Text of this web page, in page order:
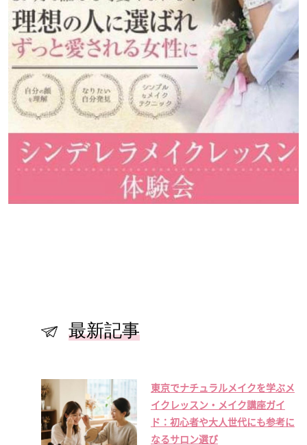
最新記事
東京でナチュラルメイクを学ぶメ
イクレッスン・メイク講座ガイ
ド：初心者や大人世代にも参考に
なるサロン選び